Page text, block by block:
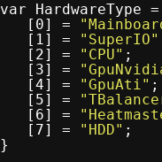
var HardwareType
[0] =
[1] =
"SuperIO"
[2] =
"CPU" ;
[3] =
[4] =
"GpuAti" ;
[5] =
[6] =
[7] =
"HDD" ;
}